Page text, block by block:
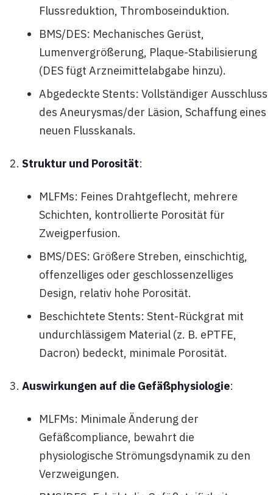
Flussreduktion, Thromboseinduktion.
BMS/DES: Mechanisches Gerüst,
Lumenvergrößerung, Plaque-Stabilisierung
(DES fügt Arzneimittelabgabe hinzu).
Abgedeckte Stents: Vollständiger Ausschluss
des Aneurysmas/der Läsion, Schaffung eines
neuen Flusskanals.
Struktur und Porosität:
MLFMs: Feines Drahtgeflecht, mehrere
Schichten, kontrollierte Porosität für
Zweigperfusion.
BMS/DES: Größere Streben, einschichtig,
offenzelliges oder geschlossenzelliges
Design, relativ hohe Porosität.
Beschichtete Stents: Stent-Rückgrat mit
undurchlässigem Material (z. B. ePTFE,
Dacron) bedeckt, minimale Porosität.
Auswirkungen auf die Gefäßphysiologie:
MLFMs: Minimale Änderung der
Gefäßcompliance, bewahrt die
physiologische Strömungsdynamik zu den
Verzweigungen.